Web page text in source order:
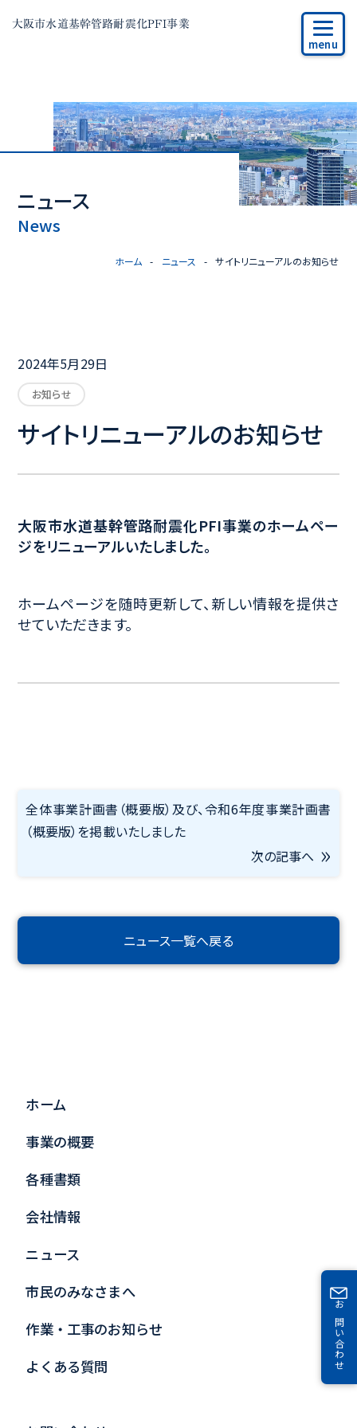
大阪市水道基幹管路耐震化PFI事業
お問い合わせ
ニュース
News
ホーム ニュース サイトリニューアルのお知らせ
2024年5月29日
お知らせ
サイトリニューアルのお知らせ
⼤阪市⽔道基幹管路耐震化PFI事業のホームペー
ジをリニューアルいたしました。
ホームページを随時更新して、新しい情報を提供さ
せていただきます。
全体事業計画書（概要版）及び、令和6年度事業計画書
（概要版）を掲載いたしました
次の記事へ
ニュース一覧へ戻る
ホーム
事業の概要
各種書類
会社情報
ニュース
市民のみなさまへ
作業・工事のお知らせ
よくある質問